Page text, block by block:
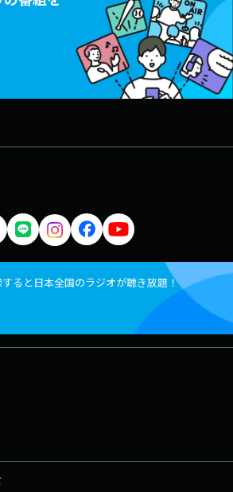
ると日本全国のラジオが聴き放題！